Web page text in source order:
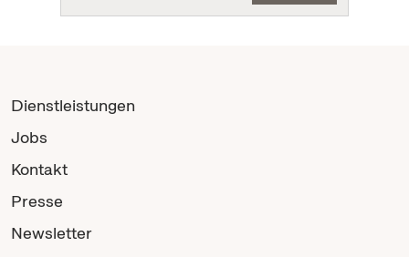
Dienstleistungen
Jobs
Kontakt
Presse
Newsletter